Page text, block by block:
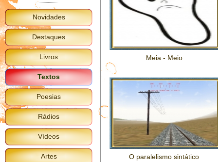
Novidades
Destaques
Livros
Textos
Poesias
Rádios
Vídeos
Artes
Meia - Meio
O paralelismo sintático